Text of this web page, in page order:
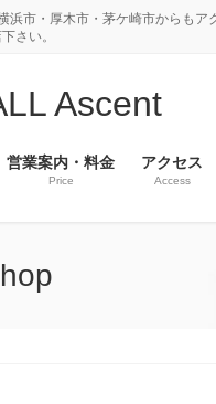
市・厚木市・茅ケ崎市からもア
さい。
Ascent
営業案内・料金
Price
アクセス
Access